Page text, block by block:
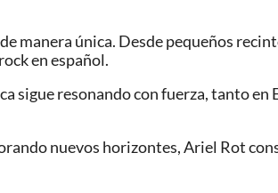
manera única. Desde pequeños
en español.
sigue resonando con fuerza, tanto en
nuevos horizontes, Ariel Rot